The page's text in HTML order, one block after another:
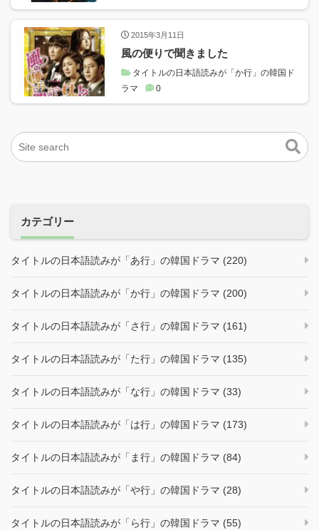
2015年3月11日
風の便りで聞きました
タイトルの日本語読みが「か行」の韓国ド
ラマ
0
カテゴリー
タイトルの日本語読みが「あ行」の韓国ドラマ (220)
タイトルの日本語読みが「か行」の韓国ドラマ (200)
タイトルの日本語読みが「さ行」の韓国ドラマ (161)
タイトルの日本語読みが「た行」の韓国ドラマ (135)
タイトルの日本語読みが「な行」の韓国ドラマ (33)
タイトルの日本語読みが「は行」の韓国ドラマ (173)
タイトルの日本語読みが「ま行」の韓国ドラマ (84)
タイトルの日本語読みが「や行」の韓国ドラマ (28)
タイトルの日本語読みが「ら行」の韓国ドラマ (55)